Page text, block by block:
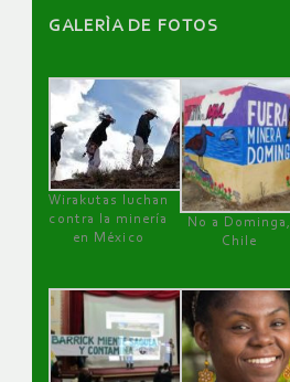
GALERÌA DE FOTOS
Wirakutas luchan
contra la minería
en México
No a Dominga,
Chile